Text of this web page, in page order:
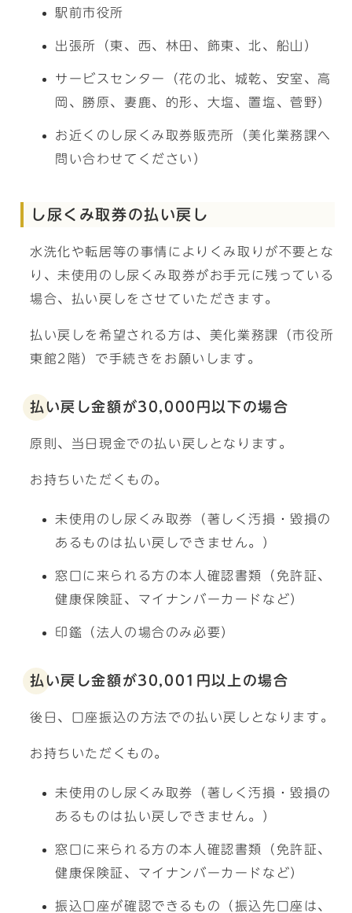
駅前市役所
出張所（東、西、林田、飾東、北、船山）
サービスセンター（花の北、城乾、安室、高
岡、勝原、妻鹿、的形、大塩、置塩、菅野）
お近くのし尿くみ取券販売所（美化業務課へ
問い合わせてください）
し尿くみ取券の払い戻し
水洗化や転居等の事情によりくみ取りが不要とな
り、未使用のし尿くみ取券がお手元に残っている
場合、払い戻しをさせていただきます。
払い戻しを希望される方は、美化業務課（市役所
東館2階）で手続きをお願いします。
払い戻し金額が30,000円以下の場合
原則、当日現金での払い戻しとなります。
お持ちいただくもの。
未使用のし尿くみ取券（著しく汚損・毀損の
あるものは払い戻しできません。）
窓口に来られる方の本人確認書類（免許証、
健康保険証、マイナンバーカードなど）
印鑑（法人の場合のみ必要）
払い戻し金額が30,001円以上の場合
後日、口座振込の方法での払い戻しとなります。
お持ちいただくもの。
未使用のし尿くみ取券（著しく汚損・毀損の
あるものは払い戻しできません。）
窓口に来られる方の本人確認書類（免許証、
健康保険証、マイナンバーカードなど）
振込口座が確認できるもの（振込先口座は、